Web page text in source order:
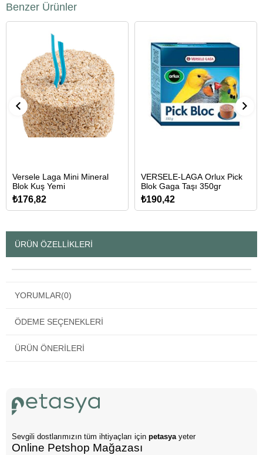
Benzer Ürünler
Versele Laga Mini Mineral
Blok Kuş Yemi
₺176,82
VERSELE-LAGA Orlux Pick
Blok Gaga Taşı 350gr
₺190,42
ÜRÜN ÖZELLIKLERI
YORUMLAR(0)
ÖDEME SEÇENEKLERI
ÜRÜN ÖNERILERI
Sevgili dostlarımızın tüm ihtiyaçları için petasyayeter
Online Petshop Mağazası